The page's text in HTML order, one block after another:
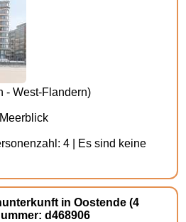
- West-Flandern)
4 | Es sind keine
in Oostende (4
d468906